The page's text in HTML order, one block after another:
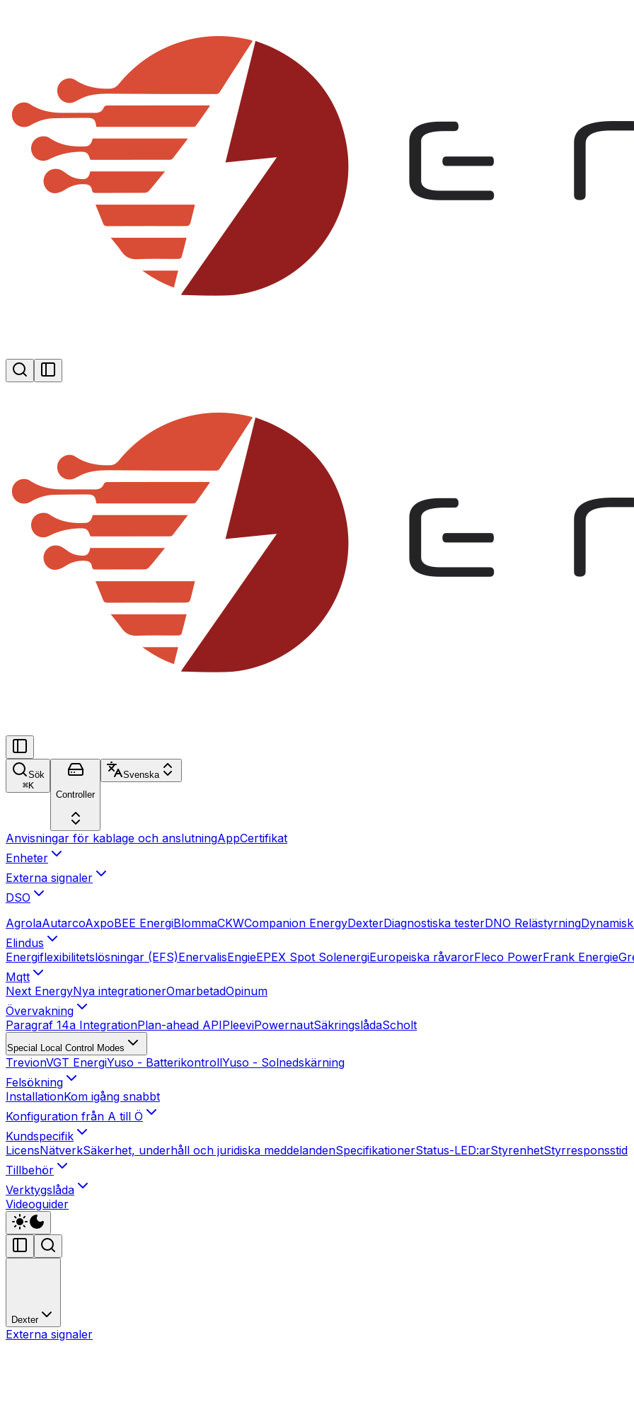
Sök
⌘K
Controller
Svenska
Anvisningar för kablage och anslutningAppCertifikat
Enheter
Externa signaler
DSO
AgrolaAutarcoAxpoBEE EnergiBlommaCKWCompanion EnergyDexterDiagnostiska testerDNO Relästyrning
Elindus
Energiflexibilitetslösningar (EFS)EnervalisEngieEPEX Spot SolenergiEuropeiska råvarorFleco PowerFrank Energie
Mqtt
Next EnergyNya integrationerOmarbetadOpinum
Övervakning
Paragraf 14a IntegrationPlan-ahead APIPleeviPowernautSäkringslådaScholt
Special Local Control Modes
TrevionVGT EnergiYuso - BatterikontrollYuso - Solnedskärning
Felsökning
InstallationKom igång snabbt
Konfiguration från A till Ö
Kundspecifik
LicensNätverkSäkerhet, underhåll och juridiska meddelandenSpecifikationerStatus-LED:arStyrenhetStyrresponsstid
Tillbehör
Verktygslåda
Videoguider
Dexter
Externa signaler